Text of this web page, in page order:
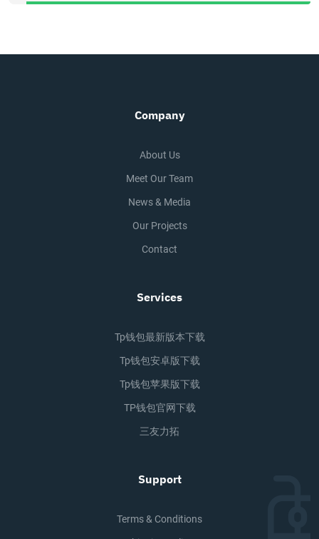
Company
About Us
Meet Our Team
News & Media
Our Projects
Contact
Services
Tp钱包最新版本下载
Tp钱包安卓版下载
Tp钱包苹果版下载
TP钱包官网下载
三友力拓
Support
Terms & Conditions